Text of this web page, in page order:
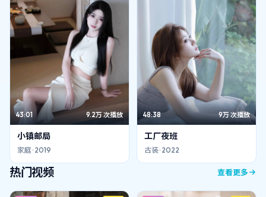
43:01 9.2万 次播放
小镇邮局
家庭· 2019
48:38 9万 次播放
工厂夜班
古装· 2022
热门视频 查看更多